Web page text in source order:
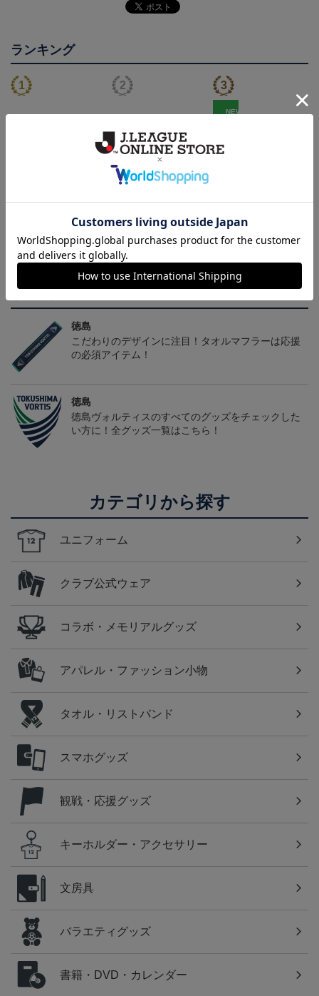
ランキング
2026/27オーセンティッ
袖)
22,000円～26,730円
会員特典
2026/27オーセンティッ
クユニフォーム(FP2nd/半
袖）
22,000円～26,730円
会員特典
NEW
【130cm】キッズユニフ
ォーム
5,610円
徳島
こだわりのデザインに注目！タオルマフラーは応援
の必須アイテム！
徳島
徳島ヴォルティスのすべてのグッズをチェックした
い方に！全グッズ一覧はこちら！
カテゴリから探す
ユニフォーム
クラブ公式ウェア
コラボ・メモリアルグッズ
アパレル・ファッション小物
タオル・リストバンド
スマホグッズ
観戦・応援グッズ
キーホルダー・アクセサリー
文房具
バラエティグッズ
書籍・DVD・カレンダー